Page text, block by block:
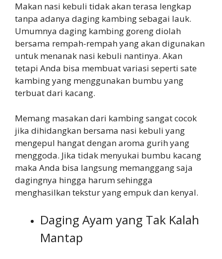
Makan nasi kebuli tidak akan terasa lengkap
tanpa adanya daging kambing sebagai lauk.
Umumnya daging kambing goreng diolah
bersama rempah-rempah yang akan digunakan
untuk menanak nasi kebuli nantinya. Akan
tetapi Anda bisa membuat variasi seperti sate
kambing yang menggunakan bumbu yang
terbuat dari kacang.
Memang masakan dari kambing sangat cocok
jika dihidangkan bersama nasi kebuli yang
mengepul hangat dengan aroma gurih yang
menggoda. Jika tidak menyukai bumbu kacang
maka Anda bisa langsung memanggang saja
dagingnya hingga harum sehingga
menghasilkan tekstur yang empuk dan kenyal.
Daging Ayam yang Tak Kalah
Mantap